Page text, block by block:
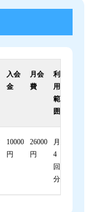
入会
金
月会
費
利
用
範
囲
10000
円
26000
円
月
4
回
分